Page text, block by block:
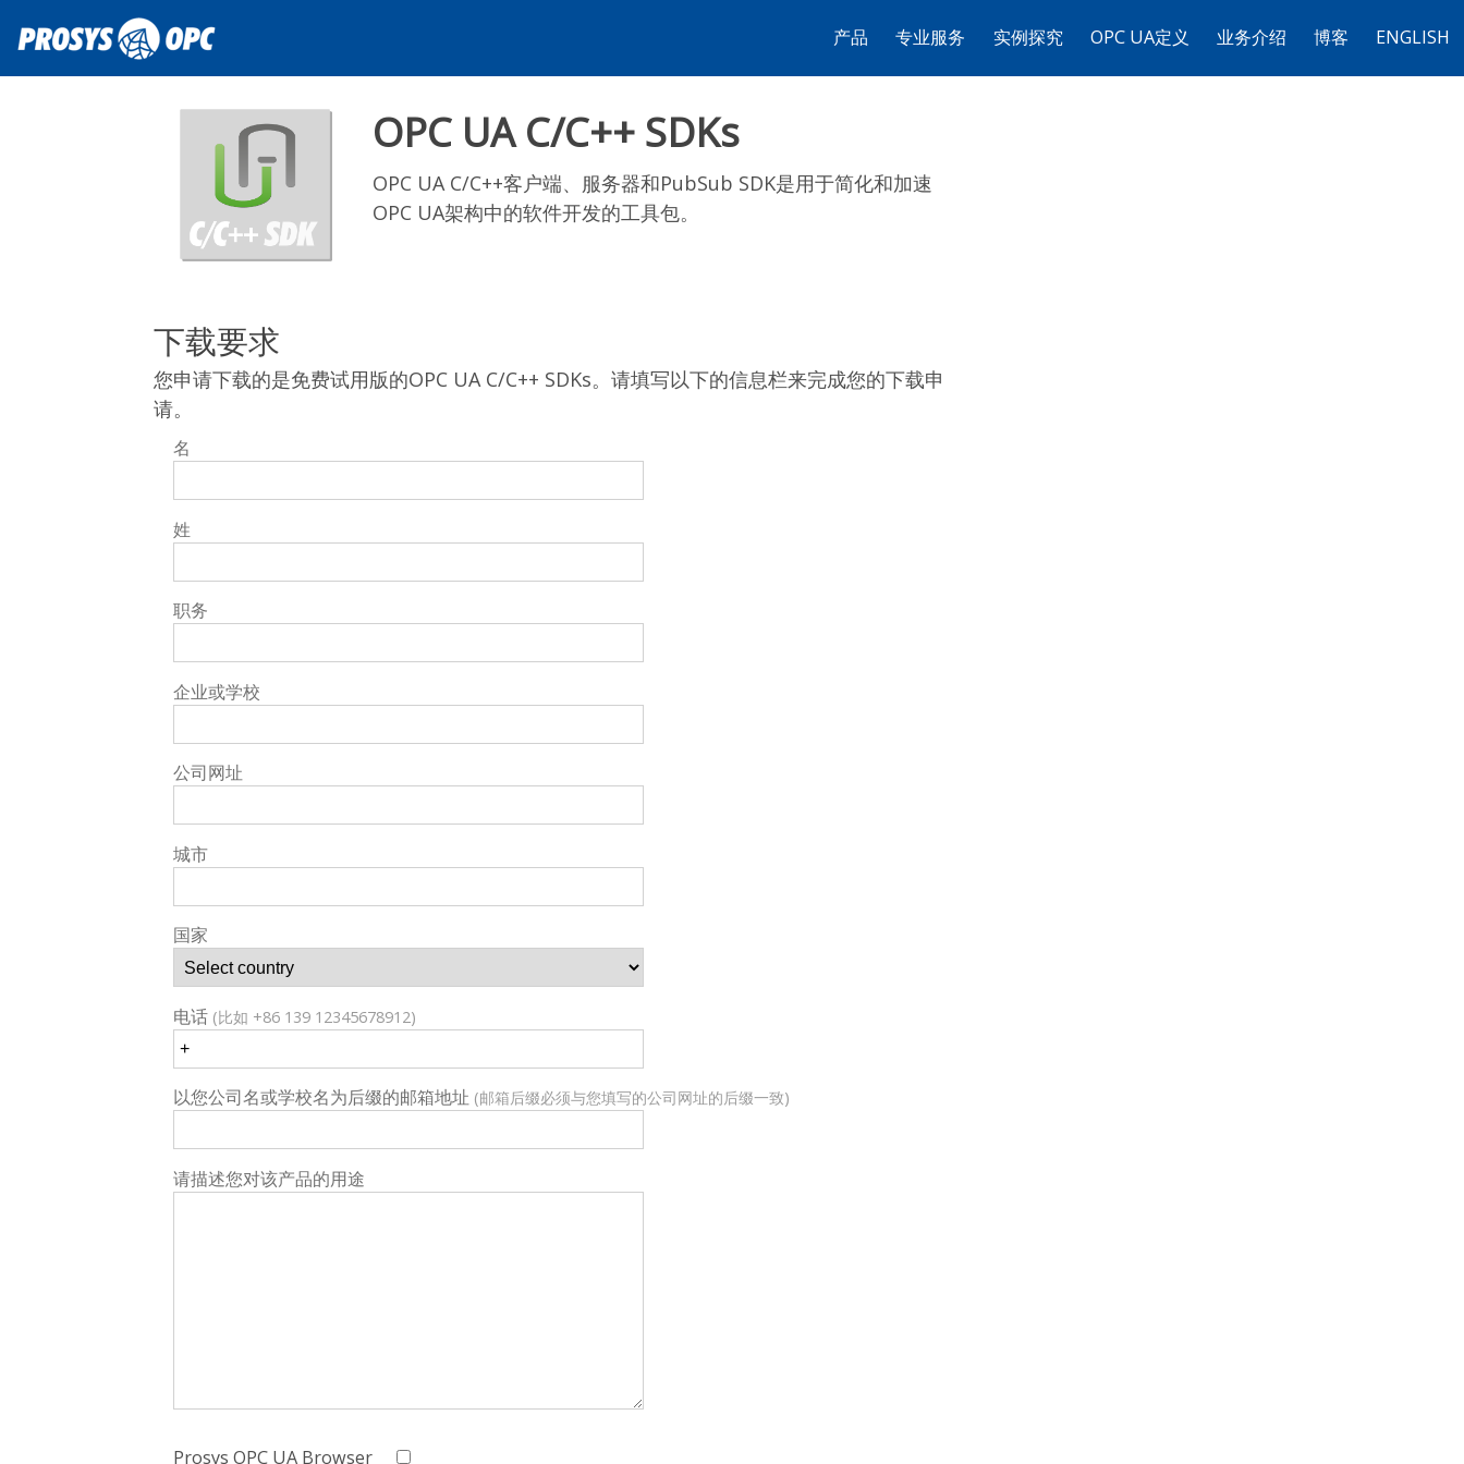
产品 专业服务 实例探究 OPC UA定义 业务介绍 博客 ENGLISH
OPC UA C/C++ SDKs
OPC UA C/C++客户端、服务器和PubSub SDK是用于简化和加速
OPC UA架构中的软件开发的工具包。
下载要求
您申请下载的是免费试用版的OPC UA C/C++ SDKs。请填写以下的信息栏来完成您的下载申
请。
名
姓
职务
企业或学校
公司网址
城市
国家
电话 (比如 +86 139 12345678912)
以您公司名或学校名为后缀的邮箱地址 (邮箱后缀必须与您填写的公司网址的后缀一致)
请描述您对该产品的用途
Prosys OPC UA Browser